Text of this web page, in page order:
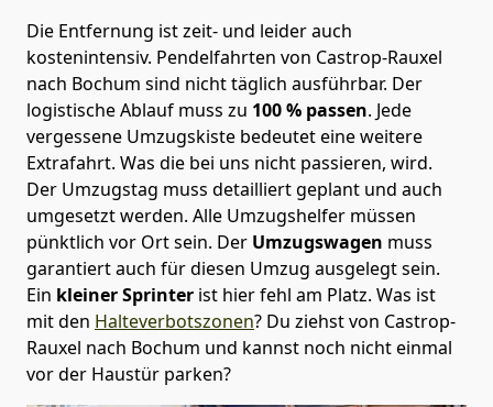
Die Entfernung ist zeit- und leider auch
kostenintensiv. Pendelfahrten von Castrop-Rauxel
nach Bochum sind nicht täglich ausführbar. Der
logistische Ablauf muss zu 100 % passen. Jede
vergessene Umzugskiste bedeutet eine weitere
Extrafahrt. Was die bei uns nicht passieren, wird.
Der Umzugstag muss detailliert geplant und auch
umgesetzt werden. Alle Umzugshelfer müssen
pünktlich vor Ort sein. Der Umzugswagen muss
garantiert auch für diesen Umzug ausgelegt sein.
Ein kleiner Sprinter ist hier fehl am Platz. Was ist
mit den Halteverbotszonen? Du ziehst von Castrop-
Rauxel nach Bochum und kannst noch nicht einmal
vor der Haustür parken?